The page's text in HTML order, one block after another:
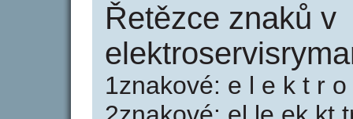
Řetězce znaků v
1znakové: e l e k t r